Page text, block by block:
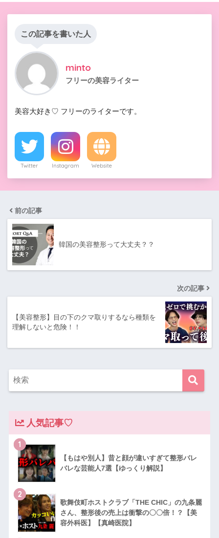
この記事を書いた人
minto
フリーの美容ライター
美容大好き♡ フリーのライターです。
Twitter Instagram Website
前の記事
韓国の美容整形って大丈夫？？
次の記事
【美容整形】目の下のクマ取りするなら種類を
理解しないと危険！！
人気記事♡
1
【もはや別人】昔と顔が違いすぎて整形バレ
バレな芸能人7選【ゆっくり解説】
2
歌舞伎町ホストクラブ「THE CHIC」の九条麗
さん、整形後の売上は衝撃の〇〇倍！？【美
容外科医】【真崎医院】